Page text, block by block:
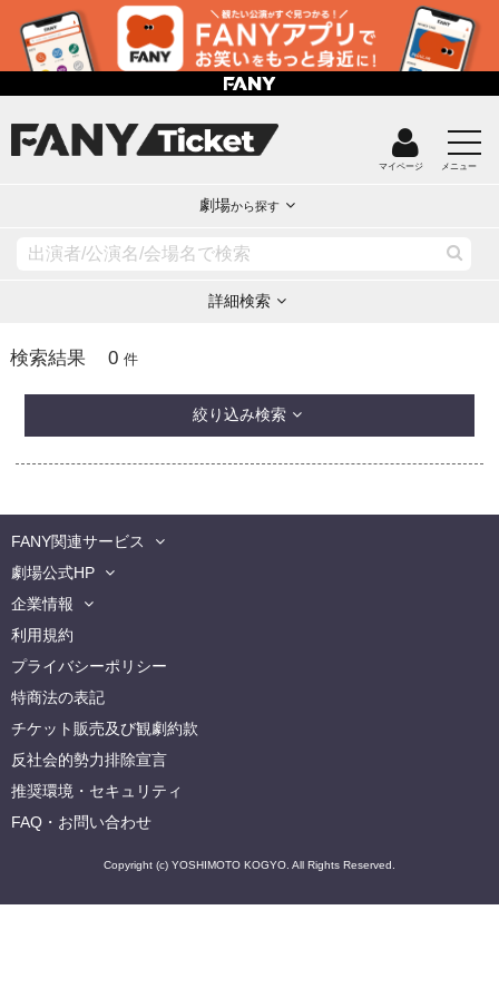
マイページ メニュー
劇場から探す
詳細検索
検索結果 0 件
絞り込み検索
FANY関連サービス
劇場公式HP
企業情報
利用規約
プライバシーポリシー
特商法の表記
チケット販売及び観劇約款
反社会的勢力排除宣言
推奨環境・セキュリティ
FAQ・お問い合わせ
Copyright (c) YOSHIMOTO KOGYO. All Rights Reserved.